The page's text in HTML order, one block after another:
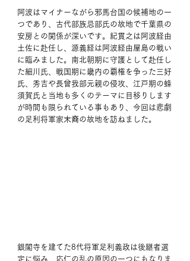
阿波はマイナーながら邪馬台国の候補地の一
つであり、古代部族忌部氏の故地で千葉県の
安房との関係が深いです。紀貫之は阿波経由
土佐に赴任し、源義経は阿波経由屋島の戦い
に臨みました。南北朝期に守護として赴任し
た細川氏、戦国期に畿内の覇権を争った三好
氏、秀吉や長曾我部元親の侵攻、江戸期の蜂
須賀氏と当地も多くのテーマに目移りします
が時間も限られている事もあり、今回は悲劇
の足利将軍家末裔の故地を訪ねました。
銀閣寺を建てた8代将軍足利義政は後継者選
定に悩み、応仁の乱の原因の一つにもなりま